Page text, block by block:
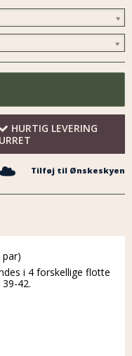
HURTIG LEVERING
Tilføj til Ønskeskyen
i 4 forskellige flotte
42.